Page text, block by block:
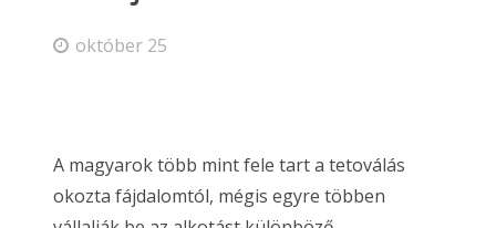
október 25
A magyarok több mint fele tart a tetoválás
okozta fájdalomtól, mégis egyre többen